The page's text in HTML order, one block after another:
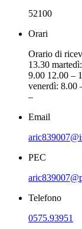
52100
Orari
Orario di
13.30
9.00 12.00 –
venerdì: 8.00
–
Email
PEC
Telefono
0575.93951